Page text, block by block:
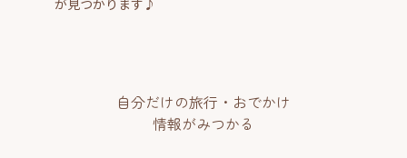
が見つかります♪
自分だけの旅行・おでかけ
情報がみつかる